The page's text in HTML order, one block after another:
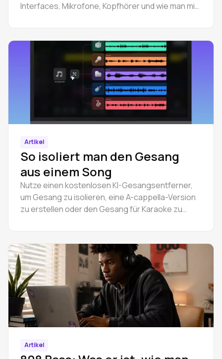
Interfaces, Mikrofone, Kopfhörer und wie man mit
Artikel
So isoliert man den Gesang
aus einem Song
Nutze einen kostenlosen KI-Gesangsentferner,
um Gesang zu isolieren, eine A-cappella-Version
zu erstellen oder den Gesang für Karaoke zu
Artikel